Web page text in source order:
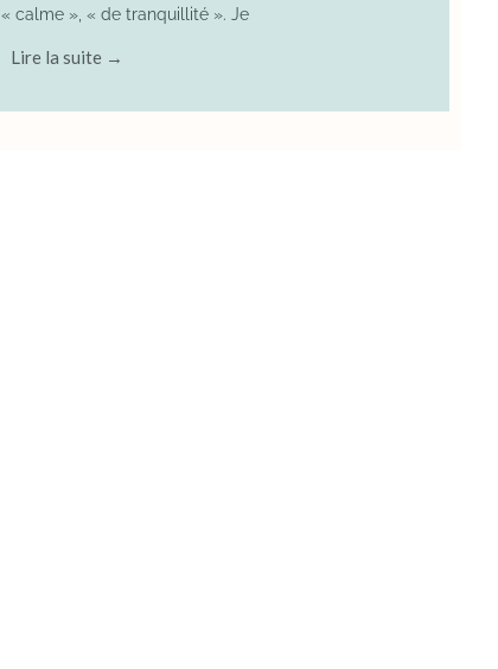
« calme », « de tranquillité ». Je
Lire la suite →